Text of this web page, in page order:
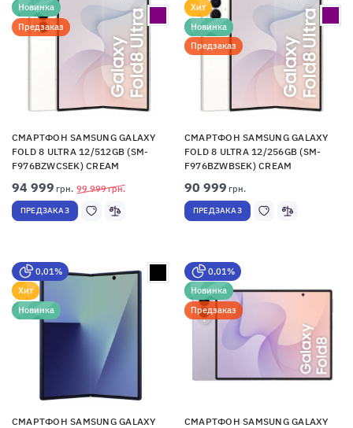
Новинка
Предзаказ
СМАРТФОН SAMSUNG GALAXY
FOLD 8 ULTRA 12/512GB (SM-
F976BZWCSEK) CREAM
99 999грн.
94 999 грн.
ПРЕДЗАКАЗ
Хит
Новинка
Предзаказ
СМАРТФОН SAMSUNG GALAXY
FOLD 8 ULTRA 12/256GB (SM-
F976BZWBSEK) CREAM
90 999 грн.
ПРЕДЗАКАЗ
0,01%
Хит
Новинка
СМАРТФОН SAMSUNG GALAXY
0,01%
Новинка
Предзаказ
СМАРТФОН SAMSUNG GALAXY